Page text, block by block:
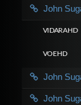
John
VIDARA HD
VOE HD
John
John